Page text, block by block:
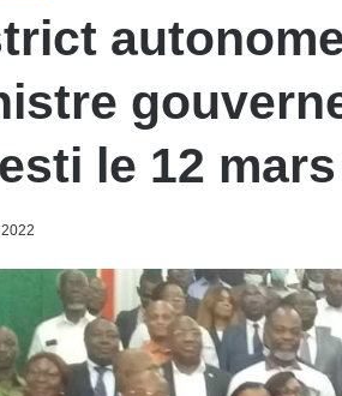
le 12